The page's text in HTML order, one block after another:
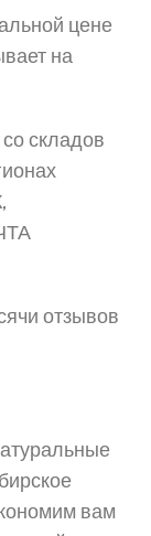
цене
на
складов
отзывов
вам